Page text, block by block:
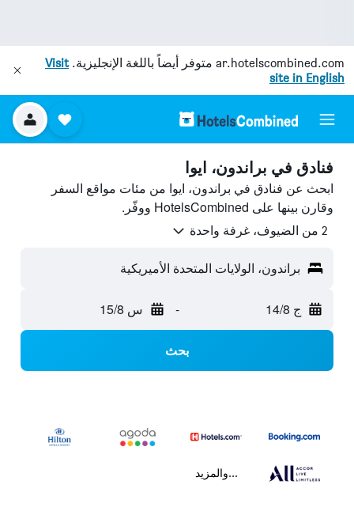
ar.hotelscombined.com متوفر أيضاً باللغة الإنجليزية.Visit
site in English
فنادق في براندون، ايوا
ابحث عن فنادق في براندون، ايوا من مئات مواقع السفر
وقارن بينها على HotelsCombined ووفّر.
2 من الضيوف، غرفة واحدة
براندون، الولايات المتحدة الأميريكية
ج 14/8 - س 15/8
بحث
...والمزيد